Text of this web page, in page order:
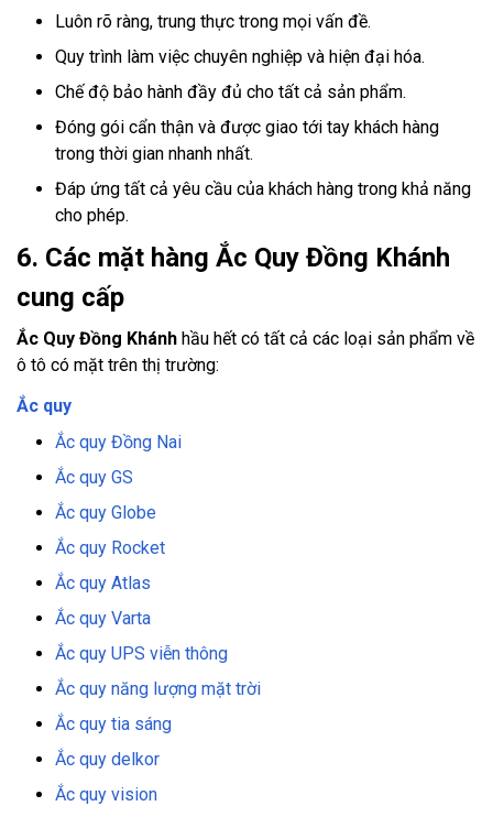
Luôn rõ ràng, trung thực trong mọi vấn đề.
Quy trình làm việc chuyên nghiệp và hiện đại hóa.
Chế độ bảo hành đầy đủ cho tất cả sản phẩm.
Đóng gói cẩn thận và được giao tới tay khách hàng
trong thời gian nhanh nhất.
Đáp ứng tất cả yêu cầu của khách hàng trong khả năng
cho phép.
6. Các mặt hàng Ắc Quy Đồng Khánh
cung cấp
Ắc Quy Đồng Khánh hầu hết có tất cả các loại sản phẩm về
ô tô có mặt trên thị trường:
Ắc quy
Ắc quy Đồng Nai
Ắc quy GS
Ắc quy Globe
Ắc quy Rocket
Ắc quy Atlas
Ắc quy Varta
Ắc quy UPS viễn thông
Ắc quy năng lượng mặt trời
Ắc quy tia sáng
Ắc quy delkor
Ắc quy vision